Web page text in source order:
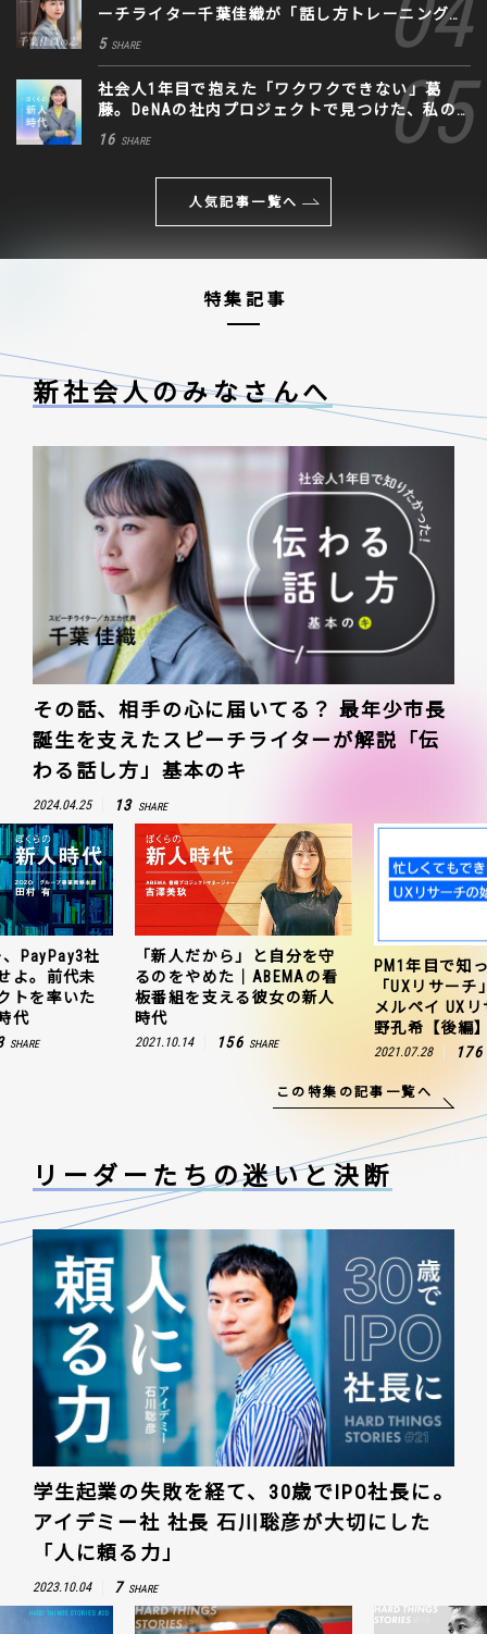
ーチライター千葉佳織が「話し方トレーニング」
に込めた思い
5 SHARE
社会人1年目で抱えた「ワクワクできない」葛
藤。DeNAの社内プロジェクトで見つけた、私の
生きる道
16 SHARE
人気記事一覧へ
特集記事
新社会人のみなさんへ
その話、相手の心に届いてる？ 最年少市長
誕生を支えたスピーチライターが解説「伝
わる話し方」基本のキ
2024.04.25 13 SHARE
と自分を守
ABEMAの看
彼女の新人
SHARE
PM1年目で知っておきたい
「UXリサーチ」の始め方｜
メルペイ UXリサーチャー 草
野孔希【後編】
176
ZOZO、ヤフ
連携を成功さ
聞のプロジェ
田村有の新人
163
この特集の記事一覧へ
リーダーたちの迷いと決断
学生起業の失敗を経て、30歳でIPO社長に。
アイデミー社 社長 石川聡彦が大切にした
「人に頼る力」
2023.10.04 7 SHARE